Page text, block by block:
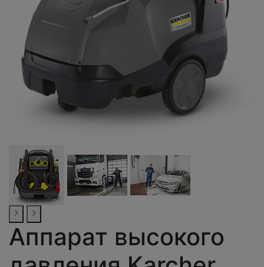
Аппарат высокого